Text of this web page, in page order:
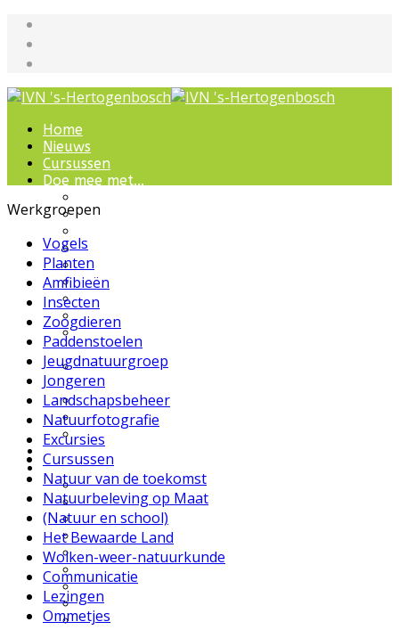
Home
Nieuws
Cursussen
Doe mee met...
IVN natuurcursussen
Landschapsbeheer
Jeugdnatuurgroep
Het Bewaarde Land
Lezingen over natuur
IVN Natuurschool
Natuurbeleving voor
bijzondere groepen
Wandelingen en
ommetjes
UWES wandelingen
Natuurfilmpje kijken
IVN activiteitenfolder
Natuurgebieden
Vereniging
Over IVN natuureducatie
Werkgroepen
Lid of Donateur worden?
Nieuwsflits nieuwsbrief
Den Boschrietsangher
Jaarboeken
Bestuur
Ledenvergaderingen
Vacatures
Werkgroepen
Vogels
Planten
Amfibieën
Insecten
Zoogdieren
Paddenstoelen
Jeugdnatuurgroep
Jongeren
Landschapsbeheer
Natuurfotografie
Excursies
Cursussen
Natuur van de toekomst
Natuurbeleving op Maat
(Natuur en school)
Het Bewaarde Land
Wolken-weer-natuurkunde
Communicatie
Lezingen
Ommetjes